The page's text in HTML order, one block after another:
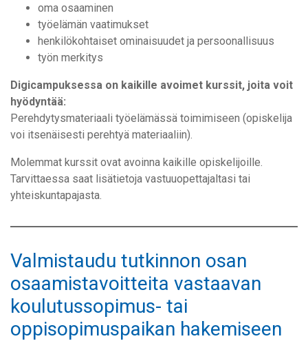
oma osaaminen
työelämän vaatimukset
henkilökohtaiset ominaisuudet ja persoonallisuus
työn merkitys
Digicampuksessa on kaikille avoimet kurssit, joita voit
hyödyntää:
Perehdytysmateriaali työelämässä toimimiseen (opiskelija
voi itsenäisesti perehtyä materiaaliin).
Molemmat kurssit ovat avoinna kaikille opiskelijoille.
Tarvittaessa saat lisätietoja vastuuopettajaltasi tai
yhteiskuntapajasta.
Valmistaudu tutkinnon osan
osaamistavoitteita vastaavan
koulutussopimus- tai
oppisopimuspaikan hakemiseen